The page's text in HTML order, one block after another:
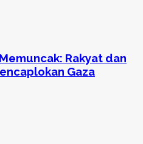
Rakyat dan
Gaza